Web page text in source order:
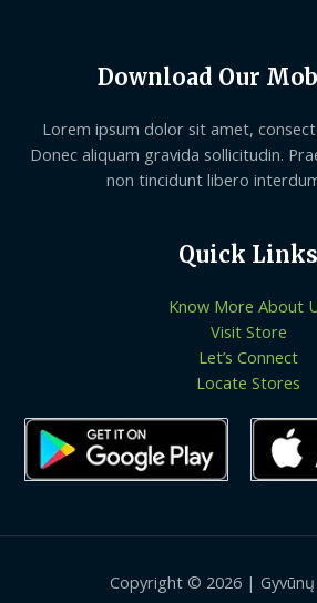
Download Our
Lorem ipsum dolor sit amet,
Donec aliquam gravida sollicitudin.
non tincidunt libero
Quick Links
Know More About
Visit Store
Let’s Connect
Locate Stores
Copyright © 2026 | Gyvūnų